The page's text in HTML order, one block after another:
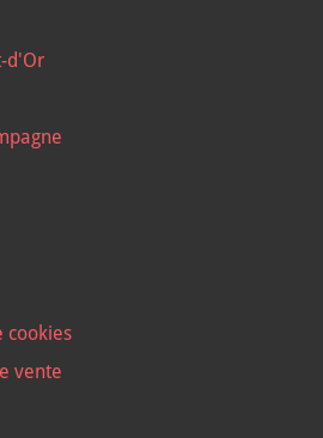
d'Or
cookies
vente